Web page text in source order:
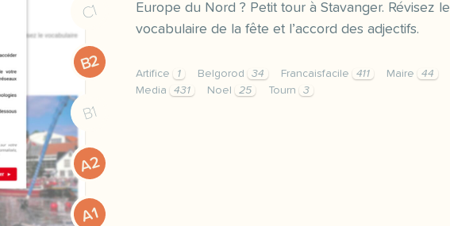
C1
B2
B1
A2
A1
Europe du Nord ? Petit tour à Stavanger. Révisez le
vocabulaire de la fête et l’accord des adjectifs.
Artifice 1 Belgorod 34 Francaisfacile 411 Maire
44
Media
431 Noel 25 Tourn 3